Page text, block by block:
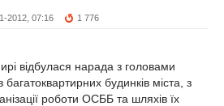
2012, 07:16 1 776
відбулася нарада з головами
багатоквартирних будинків міста, з
роботи ОСББ та шляхів їх